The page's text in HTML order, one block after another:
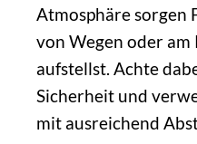
Atmosphäre sorgen
von Wegen oder am
aufstellst. Achte
Sicherheit und
mit ausreichend